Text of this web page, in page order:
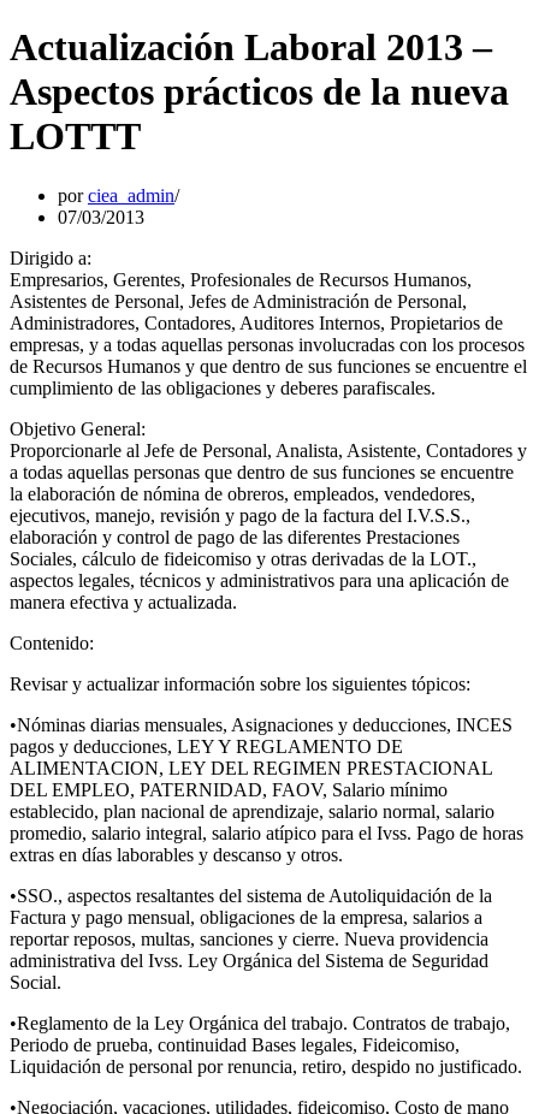
Actualización Laboral 2013 –
Aspectos prácticos de la nueva
LOTTT
porciea_admin
07/03/2013
Dirigido a:
Empresarios, Gerentes, Profesionales de Recursos Humanos,
Asistentes de Personal, Jefes de Administración de Personal,
Administradores, Contadores, Auditores Internos, Propietarios de
empresas, y a todas aquellas personas involucradas con los procesos
de Recursos Humanos y que dentro de sus funciones se encuentre el
cumplimiento de las obligaciones y deberes parafiscales.
Objetivo General:
Proporcionarle al Jefe de Personal, Analista, Asistente, Contadores y
a todas aquellas personas que dentro de sus funciones se encuentre
la elaboración de nómina de obreros, empleados, vendedores,
ejecutivos, manejo, revisión y pago de la factura del I.V.S.S.,
elaboración y control de pago de las diferentes Prestaciones
Sociales, cálculo de fideicomiso y otras derivadas de la LOT.,
aspectos legales, técnicos y administrativos para una aplicación de
manera efectiva y actualizada.
Contenido:
Revisar y actualizar información sobre los siguientes tópicos:
•Nóminas diarias mensuales, Asignaciones y deducciones, INCES
pagos y deducciones, LEY Y REGLAMENTO DE
ALIMENTACION, LEY DEL REGIMEN PRESTACIONAL
DEL EMPLEO, PATERNIDAD, FAOV, Salario mínimo
establecido, plan nacional de aprendizaje, salario normal, salario
promedio, salario integral, salario atípico para el Ivss. Pago de horas
extras en días laborables y descanso y otros.
•SSO., aspectos resaltantes del sistema de Autoliquidación de la
Factura y pago mensual, obligaciones de la empresa, salarios a
reportar reposos, multas, sanciones y cierre. Nueva providencia
administrativa del Ivss. Ley Orgánica del Sistema de Seguridad
Social.
•Reglamento de la Ley Orgánica del trabajo. Contratos de trabajo,
Periodo de prueba, continuidad Bases legales, Fideicomiso,
Liquidación de personal por renuncia, retiro, despido no justificado.
•Negociación, vacaciones, utilidades, fideicomiso, Costo de mano